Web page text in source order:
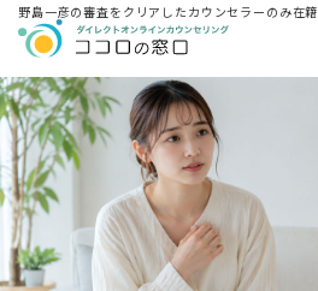
野島一彦の審査をクリアしたカウンセラーのみ在籍